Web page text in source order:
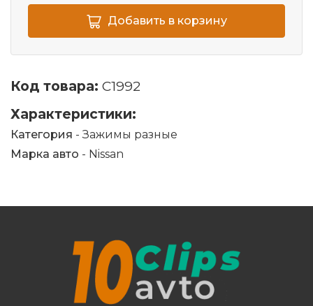
Добавить в корзину
Код товара: C1992
Характеристики:
Категория - Зажимы разные
Марка авто - Nissan